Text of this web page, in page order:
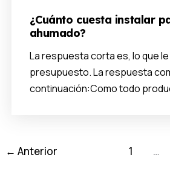
¿Cuánto cuesta instalar
ahumado?
La respuesta corta es, lo que
presupuesto. La respuesta
continuación:Como todo
← Anterior 1 …